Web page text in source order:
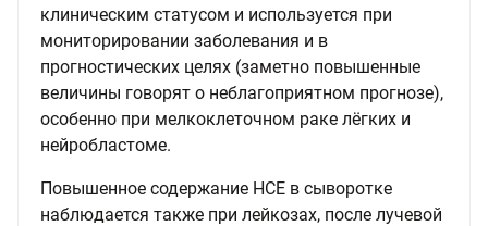
клиническим статусом и используется при
мониторировании заболевания и в
прогностических целях (заметно повышенные
величины говорят о неблагоприятном прогнозе),
особенно при мелкоклеточном раке лёгких и
нейробластоме.
Повышенное содержание НСЕ в сыворотке
наблюдается также при лейкозах, после лучевой